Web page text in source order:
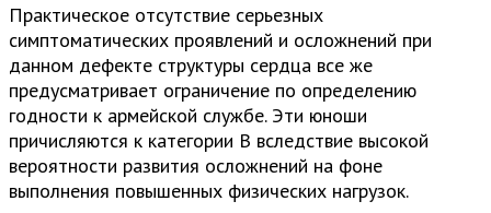
Практическое отсутствие серьезных
симптоматических проявлений и осложнений при
данном дефекте структуры сердца все же
предусматривает ограничение по определению
годности к армейской службе. Эти юноши
причисляются к категории В вследствие высокой
вероятности развития осложнений на фоне
выполнения повышенных физических нагрузок.